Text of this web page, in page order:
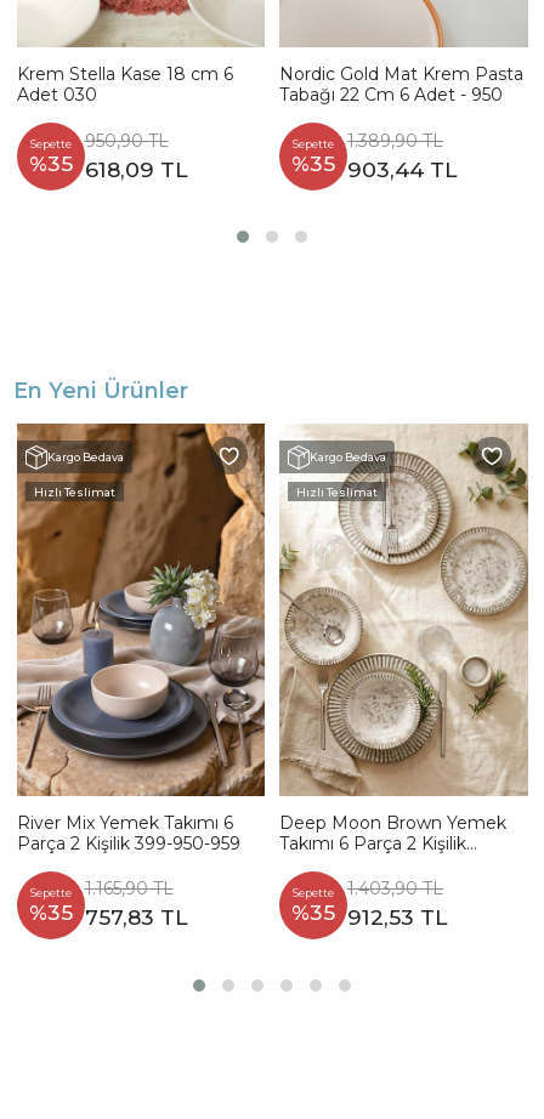
Krem Stella Kase 18 cm 6
Adet 030
Sepette
%35
950,90 TL
618,09 TL
Nordic Gold Mat Krem Pasta
Tabağı 22 Cm 6 Adet - 950
Sepette
%35
1.389,90 TL
903,44 TL
En Yeni Ürünler
Kargo Bedava
Hızlı Teslimat
River Mix Yemek Takımı 6
Parça 2 Kişilik 399-950-959
Sepette
%35
1.165,90 TL
757,83 TL
Kargo Bedava
Hızlı Teslimat
Deep Moon Brown Yemek
Takımı 6 Parça 2 Kişilik
Sepette
%35
1.403,90 TL
912,53 TL